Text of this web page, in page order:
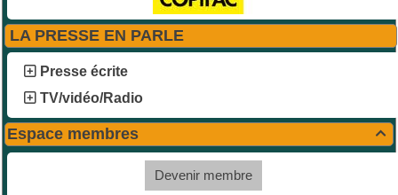
LA PRESSE EN PARLE
Presse écrite
TV/vidéo/Radio

Espace membres
Devenir membre